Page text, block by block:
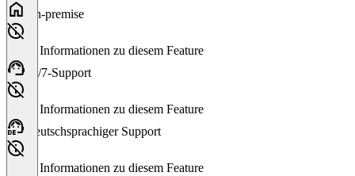
On-premise
Keine Informationen zu diesem Feature
24/7-Support
Keine Informationen zu diesem Feature
Deutschsprachiger Support
Keine Informationen zu diesem Feature